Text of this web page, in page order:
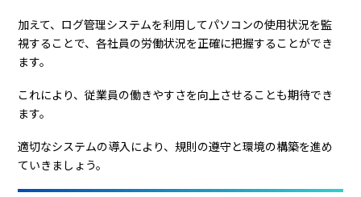
加えて、ログ管理システムを利用してパソコンの使用状況を監
視することで、各社員の労働状況を正確に把握することができ
ます。
これにより、従業員の働きやすさを向上させることも期待でき
ます。
適切なシステムの導入により、規則の遵守と環境の構築を進め
ていきましょう。